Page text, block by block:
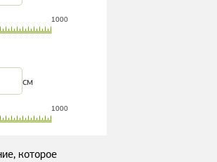
1000
см
1000
которое